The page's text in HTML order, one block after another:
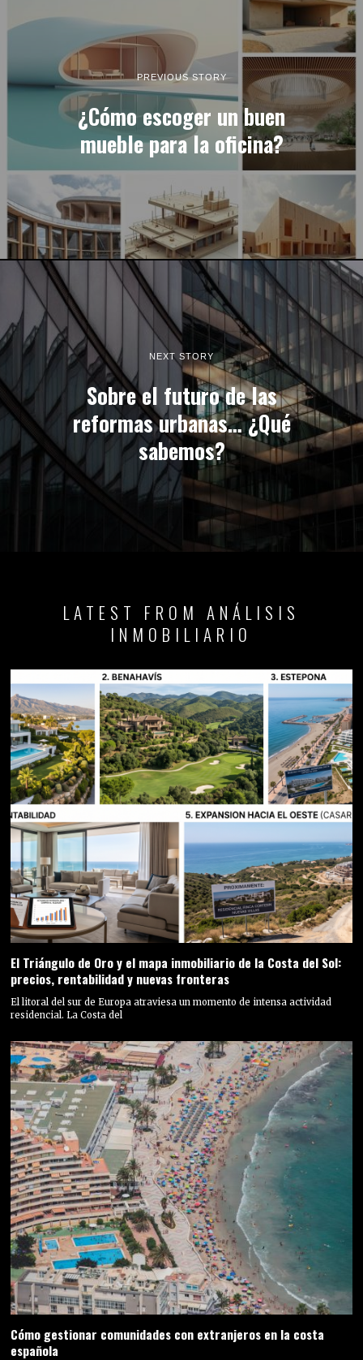
PREVIOUS STORY
¿Cómo escoger un buen
mueble para la oficina?
NEXT STORY
Sobre el futuro de las
reformas urbanas… ¿Qué
sabemos?
LATEST FROM ANÁLISIS
INMOBILIARIO
El Triángulo de Oro y el mapa inmobiliario de la Costa del Sol:
precios, rentabilidad y nuevas fronteras
El litoral del sur de Europa atraviesa un momento de intensa actividad
residencial. La Costa del
Cómo gestionar comunidades con extranjeros en la costa
española